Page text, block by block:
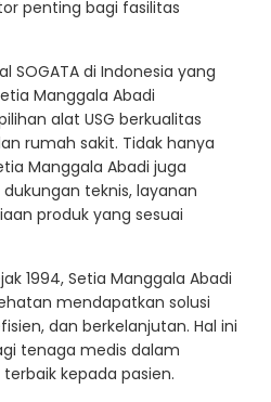
penting bagi fasilitas
SOGATA di Indonesia yang
Manggala Abadi
alat USG berkualitas
rumah sakit. Tidak hanya
Manggala Abadi juga
teknis, layanan
produk yang sesuai
1994, Setia Manggala Abadi
mendapatkan solusi
dan berkelanjutan. Hal ini
tenaga medis dalam
kepada pasien.